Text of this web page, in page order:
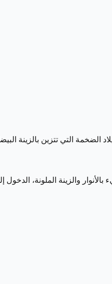
إلى السوق بتذكرة 25 درهمًا، ويستمر